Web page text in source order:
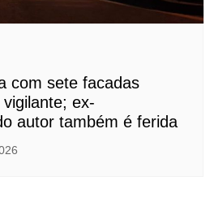
com sete facadas
ex-
autor também é ferida